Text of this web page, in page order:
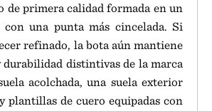
de primera calidad formada en un
una punta más cincelada. Si
refinado, la bota aún mantiene
durabilidad distintivas de la marca
acolchada, una suela exterior
plantillas de cuero equipadas con